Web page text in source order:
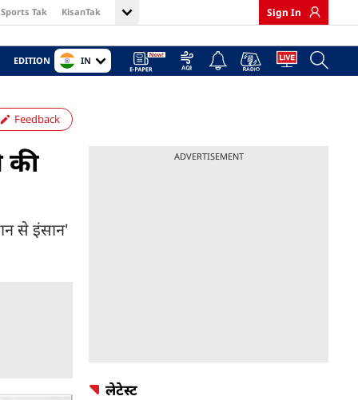
Sports Tak KisanTak Sign In
EDITION IN
Feedback
की
से इंसान'
ADVERTISEMENT
लेटेस्ट